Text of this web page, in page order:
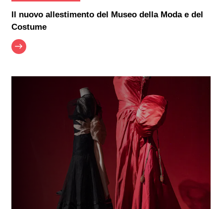
Il nuovo allestimento del Museo della Moda e del
Costume